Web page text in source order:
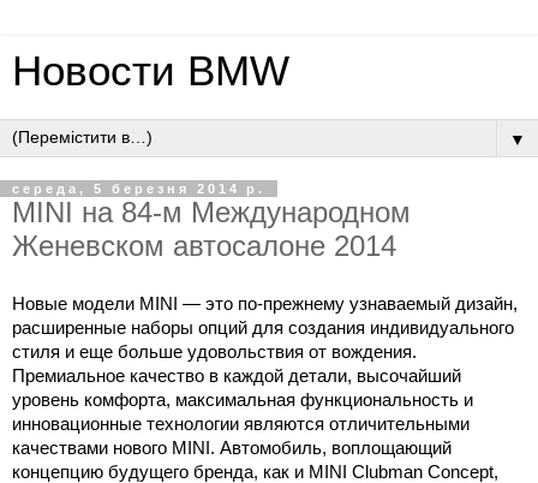
Новости BMW
▼
середа, 5 березня 2014 р.
MINI на 84-м Международном
Женевском автосалоне 2014
Новые модели MINI — это по-прежнему узнаваемый дизайн,
расширенные наборы опций для создания индивидуального
стиля и еще больше удовольствия от вождения.
Премиальное качество в каждой детали, высочайший
уровень комфорта, максимальная функциональность и
инновационные технологии являются отличительными
качествами нового MINI. Автомобиль, воплощающий
концепцию будущего бренда, как и MINI Clubman Concept,